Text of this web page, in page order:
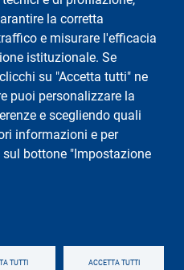
la corretta
e misurare l'efficacia
istituzionale. Se
su "Accetta tutti" ne
puoi personalizzare la
e scegliendo quali
informazioni e per
bottone "Impostazione
TUTTI ACCETTA TUTTI